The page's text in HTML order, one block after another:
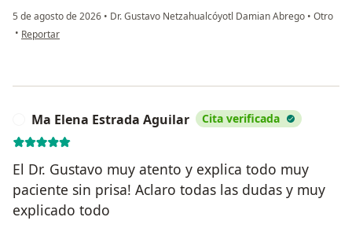
5 de agosto de 2026 • Dr. Gustavo Netzahualcóyotl Damian Abrego • Otro
• en opinión del usuario María Ortega
Reportar
Ma Elena Estrada Aguilar Cita verificada
El Dr. Gustavo muy atento y explica todo muy
paciente sin prisa! Aclaro todas las dudas y muy
explicado todo